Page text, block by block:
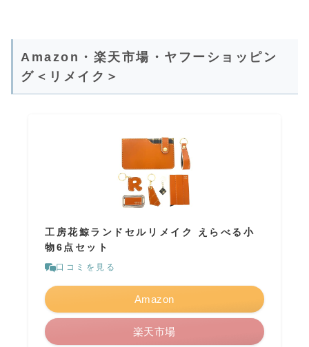
Amazon・楽天市場・ヤフーショッピン
グ＜リメイク＞
工房花鯨ランドセルリメイク えらべる小
物6点セット
口コミを見る
Amazon
楽天市場